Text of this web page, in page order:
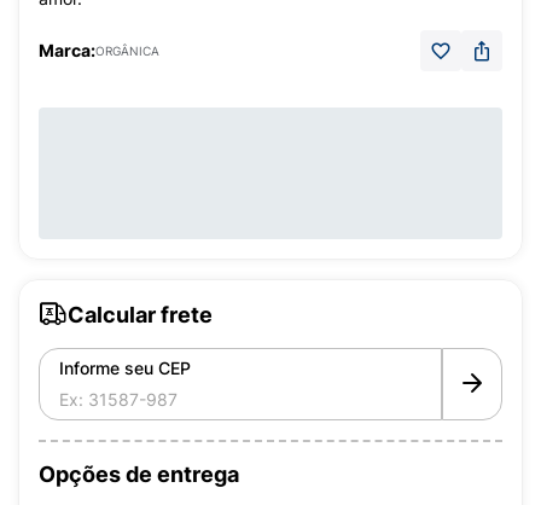
Marca:ORGÂNICA
Calcular frete
Informe seu CEP
Opções de entrega